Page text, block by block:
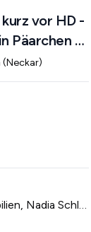
vor HD -
Päarchen -
(Neckar)